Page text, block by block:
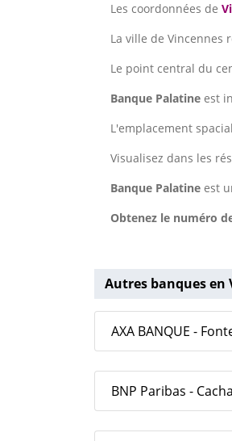
Les coordonnées de
La ville de Vincennes
Le point central du
Banque Palatine est
L'emplacement
Visualisez dans les
Banque Palatine est
Obtenez le numéro
Autres banques en
AXA BANQUE -
BNP Paribas -